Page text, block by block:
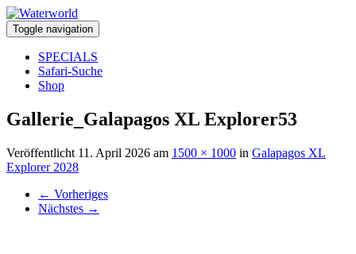
Toggle navigation
SPECIALS
Safari-Suche
Shop
Gallerie_Galapagos XL Explorer53
Veröffentlicht 11. April 2026 am 1500 × 1000 in Galapagos XL
Explorer 2028
← Vorheriges
Nächstes →